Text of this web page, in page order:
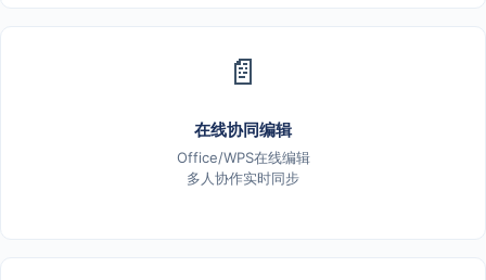
📄
在线协同编辑
Office/WPS在线编辑
多人协作实时同步